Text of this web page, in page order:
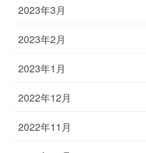
2023年3月
2023年2月
2023年1月
2022年12月
2022年11月